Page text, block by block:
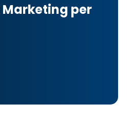
Marketing per